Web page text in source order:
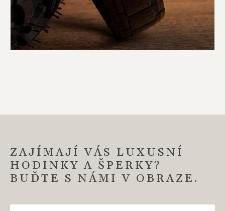
ZAJÍMAJÍ VÁS LUXUSNÍ
HODINKY A ŠPERKY?
BUĎTE S NÁMI V OBRAZE.